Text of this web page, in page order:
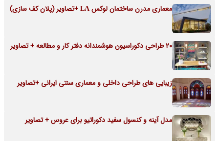
معماری مدرن ساختمان لوکس LA +تصاویر (پلان کف سازی)
20 طراحی دکوراسیون هوشمندانه دفتر کار و مطالعه + تصاویر
زیبایی های طراحی داخلی و معماری سنتی ایرانی +تصاویر
مدل آینه و کنسول سفید دکوراتیو برای عروس + تصاویر